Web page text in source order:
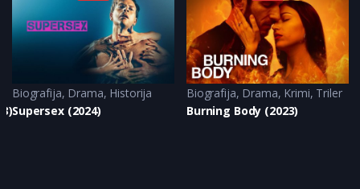
Biografija, Drama, Historija
Supersex (2024)
Biografija, Drama, Krimi, Triler
Burning Body (2023)